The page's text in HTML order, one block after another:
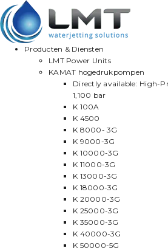
Producten & Diensten
LMT Power Units
KAMAT hogedrukpompen
Directly available: High-
1,100 bar
K 100A
K 4500
K 8000- 3G
K 9000-3G
K 10000-3G
K 11000-3G
K 13000-3G
K 18000-3G
K 20000-3G
K 25000-3G
K 35000-3G
K 40000-3G
K 50000-5G